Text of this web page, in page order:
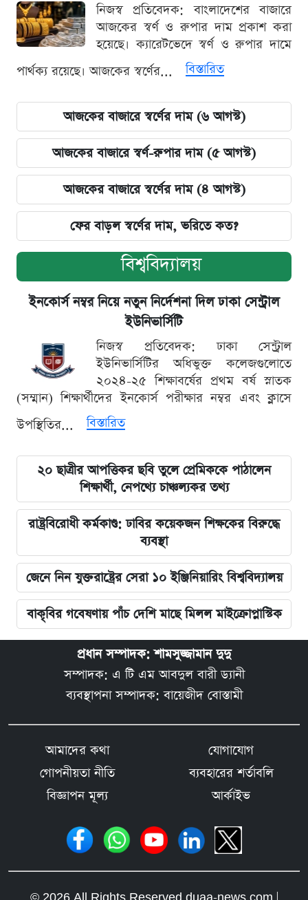
নিজস্ব প্রতিবেদক: বাংলাদেশের বাজারে
আজকের স্বর্ণ ও রুপার দাম প্রকাশ করা
হয়েছে। ক্যারেটভেদে স্বর্ণ ও রুপার দামে
পার্থক্য রয়েছে। আজকের স্বর্ণের...
বিস্তারিত
আজকের বাজারে স্বর্ণের দাম (৬ আগস্ট)
আজকের বাজারে স্বর্ণ-রুপার দাম (৫ আগস্ট)
আজকের বাজারে স্বর্ণের দাম (৪ আগস্ট)
ফের বাড়ল স্বর্ণের দাম, ভরিতে কত?
বিশ্ববিদ্যালয়
ইনকোর্স নম্বর নিয়ে নতুন নির্দেশনা দিল ঢাকা সেন্ট্রাল
ইউনিভার্সিটি
নিজস্ব প্রতিবেদক: ঢাকা সেন্ট্রাল
ইউনিভার্সিটির অধিভুক্ত কলেজগুলোতে
২০২৪-২৫ শিক্ষাবর্ষের প্রথম বর্ষ স্নাতক
(সম্মান) শিক্ষার্থীদের ইনকোর্স পরীক্ষার নম্বর এবং ক্লাসে
উপস্থিতির...
বিস্তারিত
২০ ছাত্রীর আপত্তিকর ছবি তুলে প্রেমিককে পাঠালেন
শিক্ষার্থী, নেপথ্যে চাঞ্চল্যকর তথ্য
রাষ্ট্রবিরোধী কর্মকাণ্ড: ঢাবির কয়েকজন শিক্ষকের বিরুদ্ধে
ব্যবস্থা
জেনে নিন যুক্তরাষ্ট্রের সেরা ১০ ইঞ্জিনিয়ারিং বিশ্ববিদ্যালয়
বাকৃবির গবেষণায় পাঁচ দেশি মাছে মিলল মাইক্রোপ্লাস্টিক
প্রধান সম্পাদক: শামসুজ্জামান দুদু
সম্পাদক: এ টি এম আবদুল বারী ড্যানী
ব্যবস্থাপনা সম্পাদক: বায়েজীদ বোস্তামী
আমাদের কথা
যোগাযোগ
গোপনীয়তা নীতি
ব্যবহারের শর্তাবলি
বিজ্ঞাপন মূল্য
আর্কাইভ